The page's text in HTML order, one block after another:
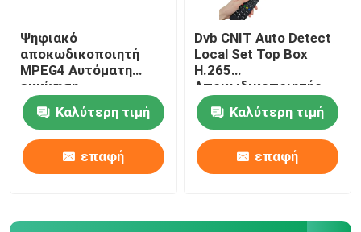
Ψηφιακό
αποκωδικοποιητή
MPEG4 Αυτόματη
εκκίνηση
αποκωδικοποιητή
CAS Set Top Box
Καλύτερη τιμή
επαφή
Dvb CNIT Auto Detect
Local Set Top Box
H.265
Αποκωδικοποιητής
εικόνων
Καλύτερη τιμή
επαφή